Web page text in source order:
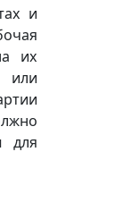
и
их
или
для